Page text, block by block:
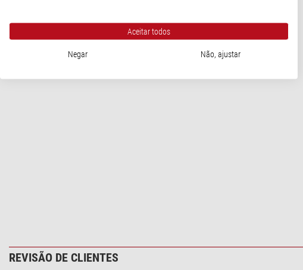
REVISÃO DE CLIENTES
Aceitar todos
Negar Não, ajustar